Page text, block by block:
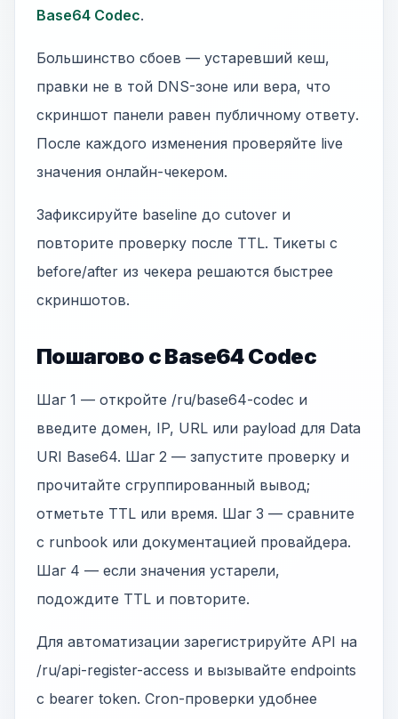
Base64 Codec.
Большинство сбоев — устаревший кеш,
правки не в той DNS-зоне или вера, что
скриншот панели равен публичному ответу.
После каждого изменения проверяйте live
значения онлайн-чекером.
Зафиксируйте baseline до cutover и
повторите проверку после TTL. Тикеты с
before/after из чекера решаются быстрее
скриншотов.
Пошагово с Base64 Codec
Шаг 1 — откройте /ru/base64-codec и
введите домен, IP, URL или payload для Data
URI Base64. Шаг 2 — запустите проверку и
прочитайте сгруппированный вывод;
отметьте TTL или время. Шаг 3 — сравните
с runbook или документацией провайдера.
Шаг 4 — если значения устарели,
подождите TTL и повторите.
Для автоматизации зарегистрируйте API на
/ru/api-register-access и вызывайте endpoints
с bearer token. Cron-проверки удобнее